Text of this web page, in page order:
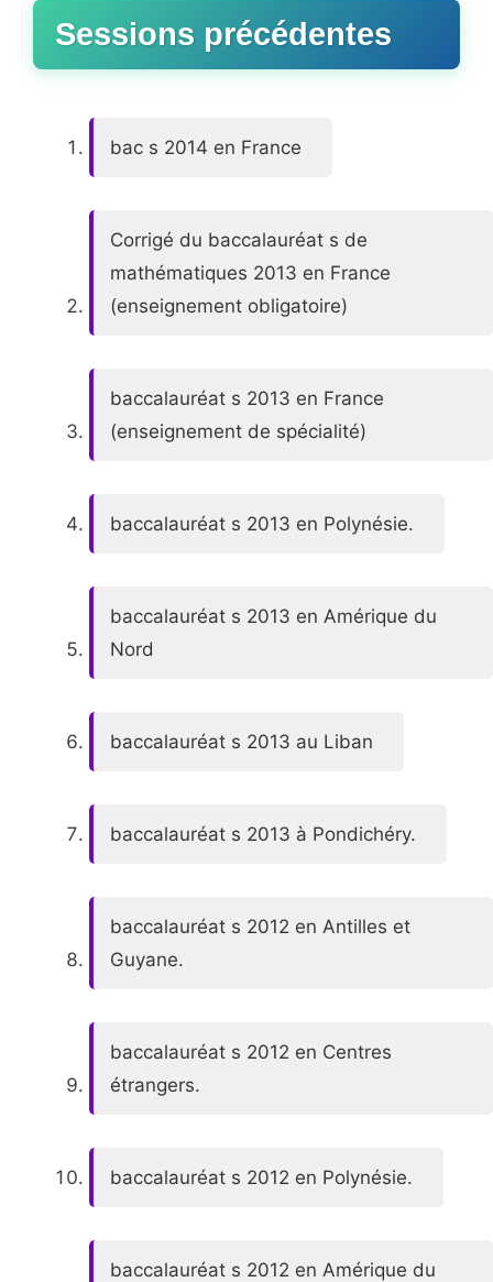
Sessions précédentes
bac s 2014 en France
Corrigé du baccalauréat s de
mathématiques 2013 en France
(enseignement obligatoire)
baccalauréat s 2013 en France
(enseignement de spécialité)
baccalauréat s 2013 en Polynésie.
baccalauréat s 2013 en Amérique du
Nord
baccalauréat s 2013 au Liban
baccalauréat s 2013 à Pondichéry.
baccalauréat s 2012 en Antilles et
Guyane.
baccalauréat s 2012 en Centres
étrangers.
baccalauréat s 2012 en Polynésie.
baccalauréat s 2012 en Amérique du